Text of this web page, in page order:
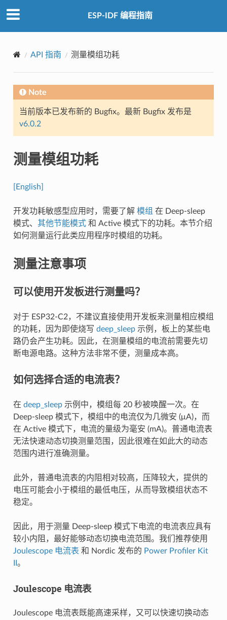
ESP-IDF 编程指南
API 指南 测量模组功耗
Note
当前版本已发布新的 Bugfix。最新 Bugfix 发布是
v6.0.2
测量模组功耗
[English]
开发功耗敏感型应用时，需要了解 模组 在 Deep-sleep
模式、 其他节能模式和 Active 模式下的功耗。本节介绍
如何测量运行此类应用程序时模组的功耗。
测量注意事项
可以使用开发板进行测量吗？
对于 ESP32-C2，不建议直接使用开发板来测量相应模组
的功耗，因为即使烧写 deep_sleep 示例，板上的某些电
路仍会产生功耗。因此，在测量模组的电流前需要先切
断电源电路。这种方法非常不便，测量成本高。
如何选择合适的电流表？
在 deep_sleep 示例中，模组每 20 秒被唤醒一次。在
Deep-sleep 模式下，模组中的电流仅为几微安 (μA)，而
在 Active 模式下，电流的量级为毫安 (mA)。普通电流表
无法快速动态切换测量范围，因此很难在如此大的动态
范围内进行准确测量。
此外，普通电流表的内阻相对较高，压降较大，提供的
电压可能会小于模组的最低电压，从而导致模组状态不
稳定。
因此，用于测量 Deep-sleep 模式下电流的电流表应具有
较小内阻，最好能够动态切换电流范围。我们推荐使用
Joulescope 电流表 和 Nordic 发布的 Power Profiler Kit
。
Joulescope 电流表
Joulescope 电流表既能高速采样，又可以快速切换动态